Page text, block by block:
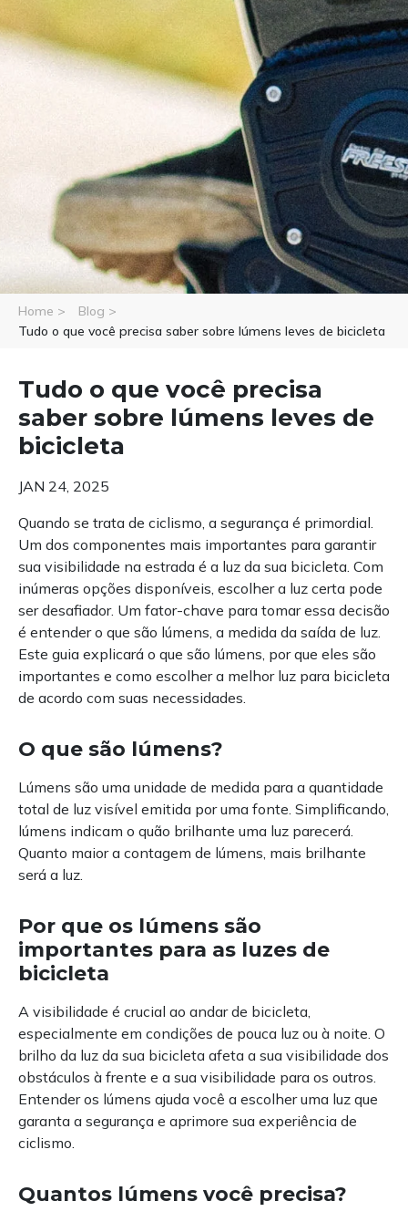
Home >
Blog >
Tudo o que você precisa saber sobre lúmens leves de bicicleta
Tudo o que você precisa
saber sobre lúmens leves de
bicicleta
JAN 24, 2025
Quando se trata de ciclismo, a segurança é primordial.
Um dos componentes mais importantes para garantir
sua visibilidade na estrada é a luz da sua bicicleta. Com
inúmeras opções disponíveis, escolher a luz certa pode
ser desafiador. Um fator-chave para tomar essa decisão
é entender o que são lúmens, a medida da saída de luz.
Este guia explicará o que são lúmens, por que eles são
importantes e como escolher a melhor luz para bicicleta
de acordo com suas necessidades.
O que são lúmens?
Lúmens são uma unidade de medida para a quantidade
total de luz visível emitida por uma fonte. Simplificando,
lúmens indicam o quão brilhante uma luz parecerá.
Quanto maior a contagem de lúmens, mais brilhante
será a luz.
Por que os lúmens são
importantes para as luzes de
bicicleta
A visibilidade é crucial ao andar de bicicleta,
especialmente em condições de pouca luz ou à noite. O
brilho da luz da sua bicicleta afeta a sua visibilidade dos
obstáculos à frente e a sua visibilidade para os outros.
Entender os lúmens ajuda você a escolher uma luz que
garanta a segurança e aprimore sua experiência de
ciclismo.
Quantos lúmens você precisa?